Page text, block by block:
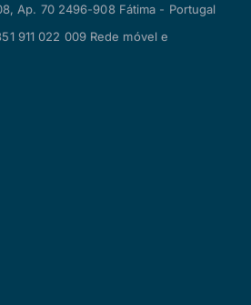
Ap. 70 2496-908 Fátima - Portugal
911 022 009 Rede móvel e